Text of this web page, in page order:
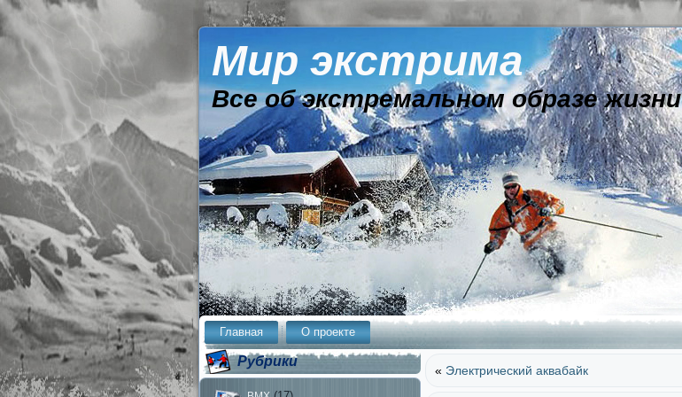
Мир экстрима
Все об экстремальном образе жизни
Главная О проекте
Рубрики
« Электрический аквабайк